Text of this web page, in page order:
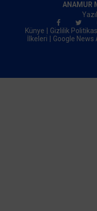
ANAMUR
Künye
Gizlilik
İlkeleri
Google News